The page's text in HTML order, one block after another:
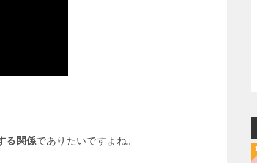
る関係でありたいですよね。